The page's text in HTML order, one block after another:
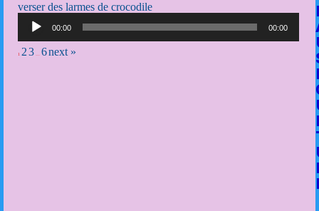
verser des larmes de crocodile
00:00 00:00
1 23 6next »